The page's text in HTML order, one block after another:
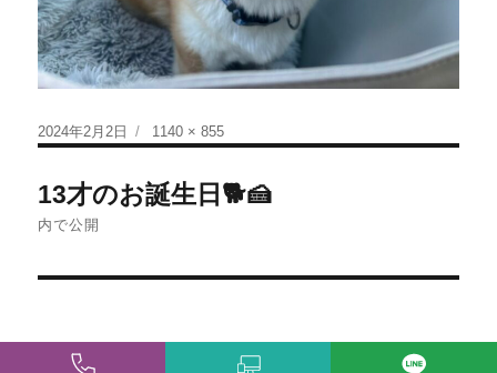
2024年2月2日 1140 × 855
13才のお誕生日🐕🍰
内で公開